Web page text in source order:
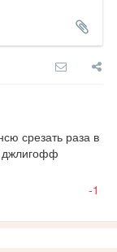
срезать раза в
джлигофф
-1